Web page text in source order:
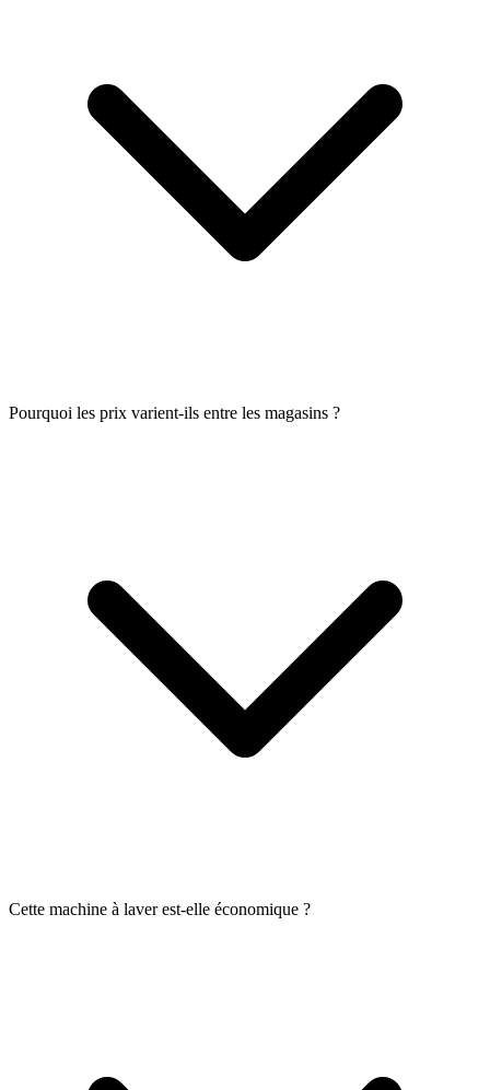
Pourquoi les prix varient-ils entre les magasins ?
Cette machine à laver est-elle économique ?